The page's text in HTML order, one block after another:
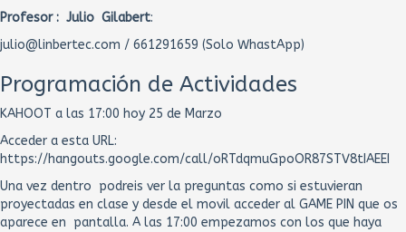
Profesor : Julio Gilabert:
julio@linbertec.com / 661291659 (Solo WhastApp)
Programación de Actividades
KAHOOT a las 17:00 hoy 25 de Marzo
Acceder a esta URL:
https://hangouts.google.com/call/oRTdqmuGpoOR87STV8tIAEEI
Una vez dentro podreis ver la preguntas como si estuvieran
proyectadas en clase y desde el movil acceder al GAME PIN que os
aparece en pantalla. A las 17:00 empezamos con los que haya